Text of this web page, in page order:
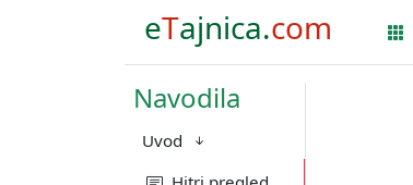
eTajnica.com
Navodila
Uvod